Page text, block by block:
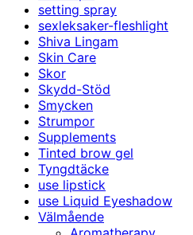
setting spray
sexleksaker-fleshlight
Shiva Lingam
Skin Care
Skor
Skydd-Stöd
Smycken
Strumpor
Supplements
Tinted brow gel
Tyngdtäcke
use lipstick
use Liquid Eyeshadow
Välmående